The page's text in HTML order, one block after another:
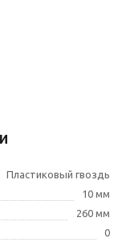
Пластиковый гвоздь
10 мм
260 мм
0